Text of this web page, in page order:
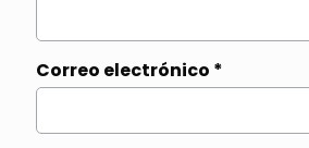
Correo electrónico *